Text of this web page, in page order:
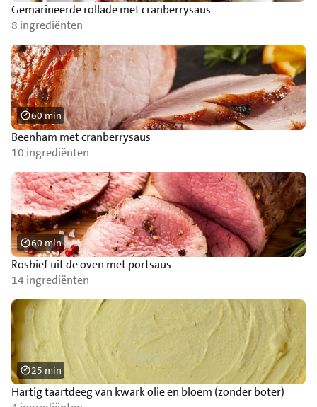
Gemarineerde rollade met cranberrysaus
8 ingrediënten
Beenham met cranberrysaus
10 ingrediënten
60 min
Rosbief uit de oven met portsaus
14 ingrediënten
60 min
Hartig taartdeeg van kwark olie en bloem (zonder boter)
25 min